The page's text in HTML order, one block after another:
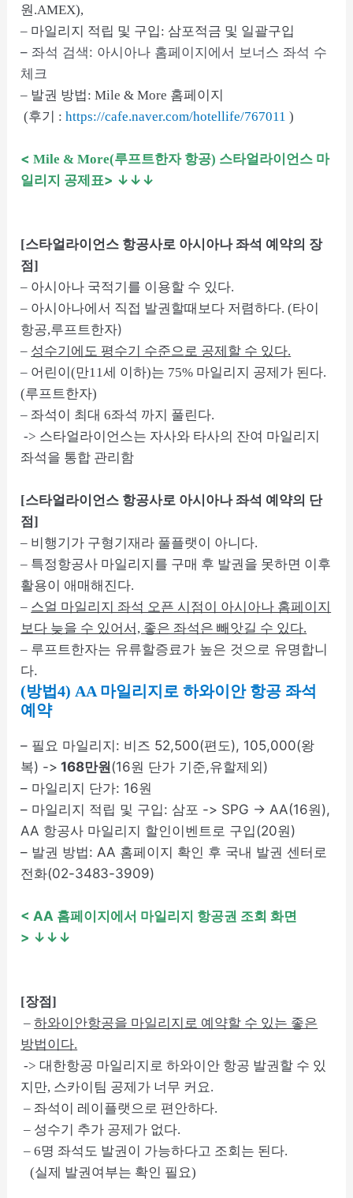
원.AMEX),
– 마일리지 적립 및 구입: 삼포적금 및 일괄구입
– 좌석 검색: 아시아나 홈페이지에서 보너스 좌석 수
체크
– 발권 방법: Mile & More 홈페이지
(후기 :https://cafe.naver.com/hotellife/767011 )
<Mile & More(루프트한자 항공) 스타얼라이언스 마
일리지 공제표> ↓↓↓
[스타얼라이언스 항공사로 아시아나 좌석 예약의 장
점]
– 아시아나 국적기를 이용할 수 있다.
– 아시아나에서 직접 발권할때보다 저렴하다. (타이
항공,루프트한자)
– 성수기에도 평수기 수준으로 공제할 수 있다.
– 어린이(만11세 이하)는 75% 마일리지 공제가 된다.
(루프트한자)
– 좌석이 최대 6좌석 까지 풀린다.
-> 스타얼라이언스는 자사와 타사의 잔여 마일리지
좌석을 통합 관리함
[스타얼라이언스 항공사로 아시아나 좌석 예약의 단
점]
– 비행기가 구형기재라 풀플랫이 아니다.
– 특정항공사 마일리지를 구매 후 발권을 못하면 이후
활용이 애매해진다.
– 스얼 마일리지 좌석 오픈 시점이 아시아나 홈페이지
보다 늦을 수 있어서, 좋은 좌석은 빼앗길 수 있다.
– 루프트한자는 유류할증료가 높은 것으로 유명합니
다.
(방법4) AA 마일리지로 하와이안 항공 좌석
예약
– 필요 마일리지: 비즈 52,500(편도), 105,000(왕
복) -> 168만원(16원 단가 기준,유할제외)
– 마일리지 단가: 16원
– 마일리지 적립 및 구입: 삼포 -> SPG -> AA(16원),
AA 항공사 마일리지 할인이벤트로 구입(20원)
– 발권 방법: AA 홈페이지 확인 후 국내 발권 센터로
전화(02-3483-3909)
< AA 홈페이지에서 마일리지 항공권 조회 화면
> ↓↓↓
[장점]
–하와이안항공을 마일리지로 예약할 수 있는 좋은
방법이다.
-> 대한항공 마일리지로 하와이안 항공 발권할 수 있
지만, 스카이팀 공제가 너무 커요.
– 좌석이 레이플랫으로 편안하다.
– 성수기 추가 공제가 없다.
– 6명 좌석도 발권이 가능하다고 조회는 된다.
(실제 발권여부는 확인 필요)